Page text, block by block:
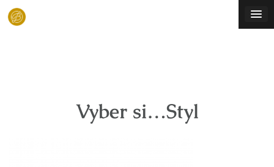
Skip
Vyber si…Styl